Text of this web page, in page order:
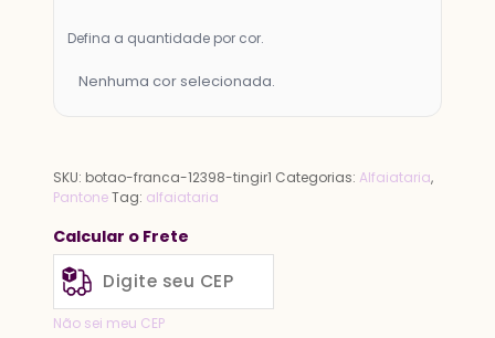
Defina a quantidade por cor.
Nenhuma cor selecionada.
SKU: botao-franca-12398-tingir1 Categorias: Alfaiataria,
PantoneTag: alfaiataria
Calcular o Frete
Não sei meu CEP